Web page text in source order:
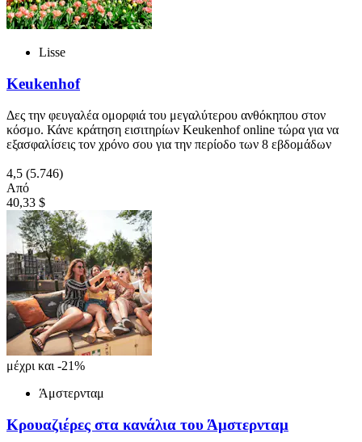
Lisse
Keukenhof
Δες την φευγαλέα ομορφιά του μεγαλύτερου ανθόκηπου στον
κόσμο. Κάνε κράτηση εισιτηρίων Keukenhof online τώρα για να
εξασφαλίσεις τον χρόνο σου για την περίοδο των 8 εβδομάδων
4,5 (5.746)
Από
40,33 $
μέχρι και -21%
Άμστερνταμ
Κρουαζιέρες στα κανάλια του Άμστερνταμ